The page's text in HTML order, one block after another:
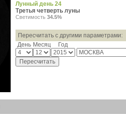
Лунный день 24
Третья четверть луны
Светимость 34.5%
Пересчитать с другими параметрами:
День Месяц Год